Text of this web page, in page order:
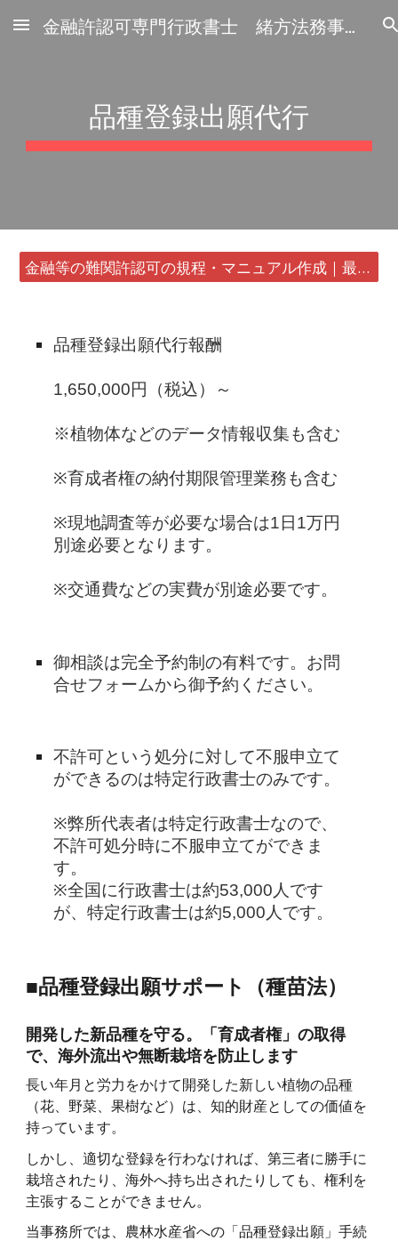
Skip to main content Skip to navigation
金融許認可専門行政書士 緒方法務事務所
品種登録出願代行
金融等の難関許認可の規程・マニュアル作成｜最短24時間・書類1通から
品種登録出願代行報酬
1,650,000円（税込）～
※植物体などのデータ情報収集も含む
※育成者権の納付期限管理業務も含む
※現地調査等が必要な場合は1日1万円
別途必要となります。
※交通費などの実費が別途必要です。
御相談は完全予約制の有料です。お問
合せフォームから御予約ください。
不許可という処分に対して不服申立て
ができるのは特定行政書士のみです。
※弊所代表者は特定行政書士なので、
不許可処分時に不服申立てができま
す。
※全国に行政書士は約53,000人です
が、特定行政書士は約5,000人です。
■品種登録出願サポート（種苗法）
開発した新品種を守る。「育成者権」の取得
で、海外流出や無断栽培を防止します
長い年月と労力をかけて開発した新しい植物の品種
（花、野菜、果樹など）は、知的財産としての価値を
持っています。
しかし、適切な登録を行わなければ、第三者に勝手に
栽培されたり、海外へ持ち出されたりしても、権利を
主張することができません。
当事務所では、農林水産省への「品種登録出願」手続